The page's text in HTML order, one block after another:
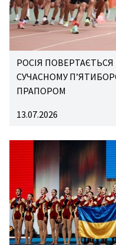
РОСІЯ
СУЧАСНОМУ
ПРАПОРОМ
13.07.2026